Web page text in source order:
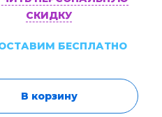
СКИДКУ
БЕСПЛАТНО
В корзину